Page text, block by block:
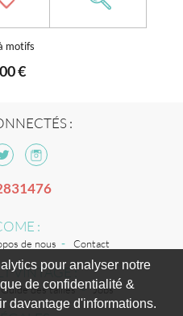
pour analyser notre
de confidentialité &
davantage d'informations.
motifs
€
:
:
de nous Contact
VINTAGE :
Guide des tailles Jobs